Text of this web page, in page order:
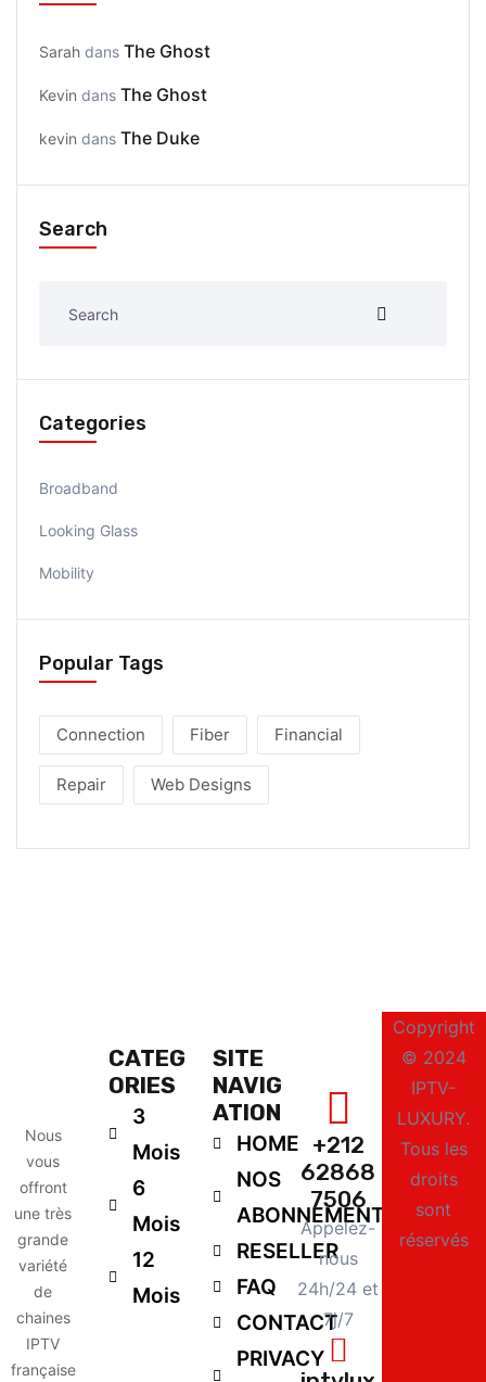
Sarah dans The Ghost
Kevin dans The Ghost
kevin dans The Duke
Search
Categories
Broadband
Looking Glass
Mobility
Popular Tags
Connection Fiber Financial
Repair Web Designs
Nous
vous
offront
une très
grande
variété
de
chaines
IPTV
française
CATEG
ORIES
3
Mois
6
Mois
12
Mois
SITE
NAVIG
ATION
HOME
NOS
ABONNEMENTS
RESELLER
FAQ
CONTACT
PRIVACY
+212
62868
7506
Appelez-
nous
24h/24 et
7j/7
Copyright
© 2024
IPTV-
LUXURY.
Tous les
droits
sont
réservés